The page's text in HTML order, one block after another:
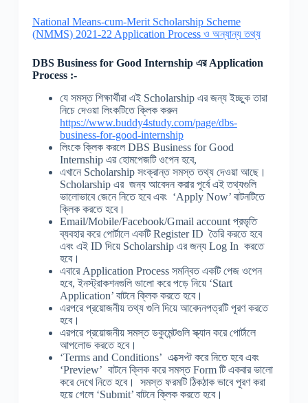
National Means-cum-Merit Scholarship Scheme
(NMMS) 2021-22 Application Process ও অন্যান্য তথ্য
DBS Business for Good Internship এর Application
Process :-
যে সমস্ত শিক্ষার্থীরা এই Scholarship এর জন্য ইচ্ছুক তারা
নিচে দেওয়া লিংকটিতে ক্লিক করুন
https://www.buddy4study.com/page/dbs-
business-for-good-internship
লিংকে ক্লিক করলে DBS Business for Good
Internship এর হোমপেজটি ওপেন হবে,
এখানে Scholarship সংক্রান্ত সমস্ত তথ্য দেওয়া আছে।
Scholarship এর জন্য আবেদন করার পূর্বে এই তথ্যগুলি
ভালোভাবে জেনে নিতে হবে এবং ‘Apply Now’ বাটনটিতে
ক্লিক করতে হবে।
Email/Mobile/Facebook/Gmail account প্রভৃতি
ব্যবহার করে পোর্টালে একটি Register ID তৈরি করতে হবে
এবং এই ID দিয়ে Scholarship এর জন্য Log In করতে
হবে।
এবারে Application Process সমন্বিত একটি পেজ ওপেন
হবে, ইনস্ট্রাকশনগুলি ভালো করে পড়ে নিয়ে ‘Start
Application’ বাটনে ক্লিক করতে হবে।
এরপরে প্রয়োজনীয় তথ্য গুলি দিয়ে আবেদনপত্রটি পূরণ করতে
হবে।
এরপরে প্রয়োজনীয় সমস্ত ডকুমেন্টগুলি স্ক্যান করে পোর্টালে
আপলোড করতে হবে।
‘Terms and Conditions’ এক্সেপ্ট করে নিতে হবে এবং
‘Preview’ বাটনে ক্লিক করে সমস্ত Form টি একবার ভালো
করে দেখে নিতে হবে। সমস্ত ফরমটি ঠিকঠাক ভাবে পূরণ করা
হয়ে গেলে ‘Submit’ বাটনে ক্লিক করতে হবে।